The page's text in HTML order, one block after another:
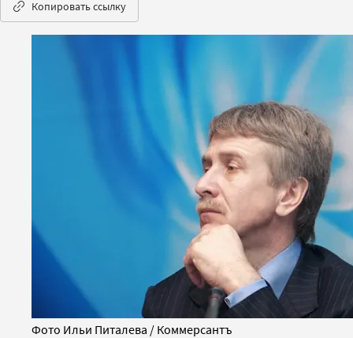
Копировать ссылку
Фото Ильи Питалева / Коммерсантъ